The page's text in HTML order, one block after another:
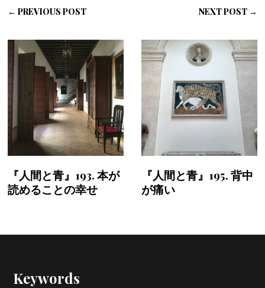
← PREVIOUS POST
『人間と青』193. 本が
読めることの幸せ
NEXT POST →
『人間と青』195. 背中
が痛い
Keywords